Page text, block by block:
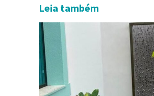
Leia também